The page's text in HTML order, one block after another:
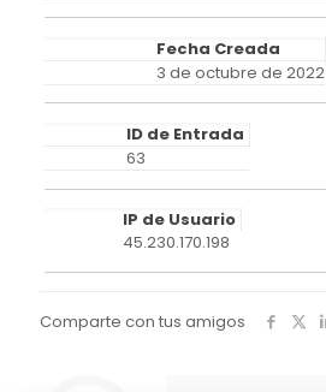
Fecha Creada
3 de octubre de 2022
ID de Entrada
63
IP de Usuario
45.230.170.198
Comparte con tus amigos